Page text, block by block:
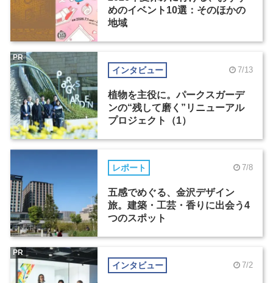
めのイベント10選：そのほかの
地域
インタビュー 7/13
植物を主役に。パークスガーデ
ンの“残して磨く”リニューアル
プロジェクト（1）
PR
レポート 7/8
五感でめぐる、金沢デザイン
旅。建築・工芸・香りに出会う4
つのスポット
インタビュー 7/2
PR